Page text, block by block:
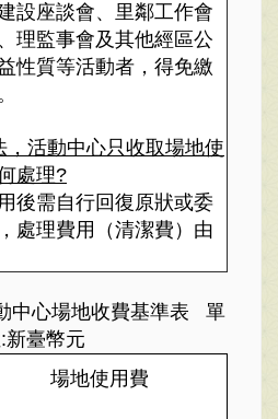
設座談會、里鄰工作會
理監事會及其他經區公
性質等活動者，得免繳
，活動中心只收取場地使
處理?
後需自行回復原狀或委
處理費用（清潔費）由
中心場地收費基準表
單
:新臺幣元
場地使用費